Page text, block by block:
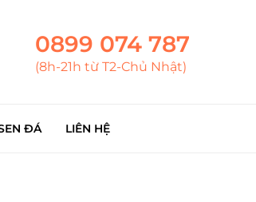
0899 074 787
(8h-21h từ T2-Chủ Nhật)
ĐÁ LIÊN HỆ